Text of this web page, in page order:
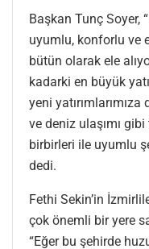
Başkan Tunç Soyer,
uyumlu, konforlu ve
bütün olarak ele
kadarki en büyük
yeni
ve deniz ulaşımı gibi
birbirleri ile uyumlu
dedi.
Fethi Sekin’in
çok önemli bir yere
“Eğer bu şehirde